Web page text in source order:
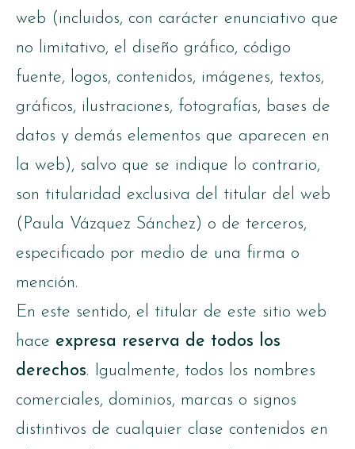
web (incluidos, con carácter enunciativo que
no limitativo, el diseño gráfico, código
fuente, logos, contenidos, imágenes, textos,
gráficos, ilustraciones, fotografías, bases de
datos y demás elementos que aparecen en
la web), salvo que se indique lo contrario,
son titularidad exclusiva del titular del web
(Paula Vázquez Sánchez) o de terceros,
especificado por medio de una firma o
mención.
En este sentido, el titular de este sitio web
hace expresa reserva de todos los
derechos. Igualmente, todos los nombres
comerciales, dominios, marcas o signos
distintivos de cualquier clase contenidos en